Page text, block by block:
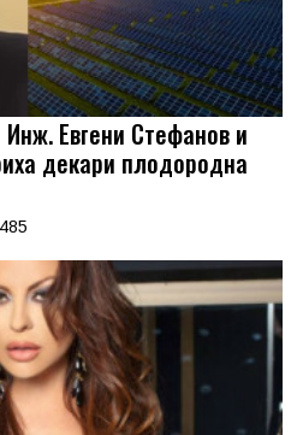
Евгени Стефанов и
декари плодородна